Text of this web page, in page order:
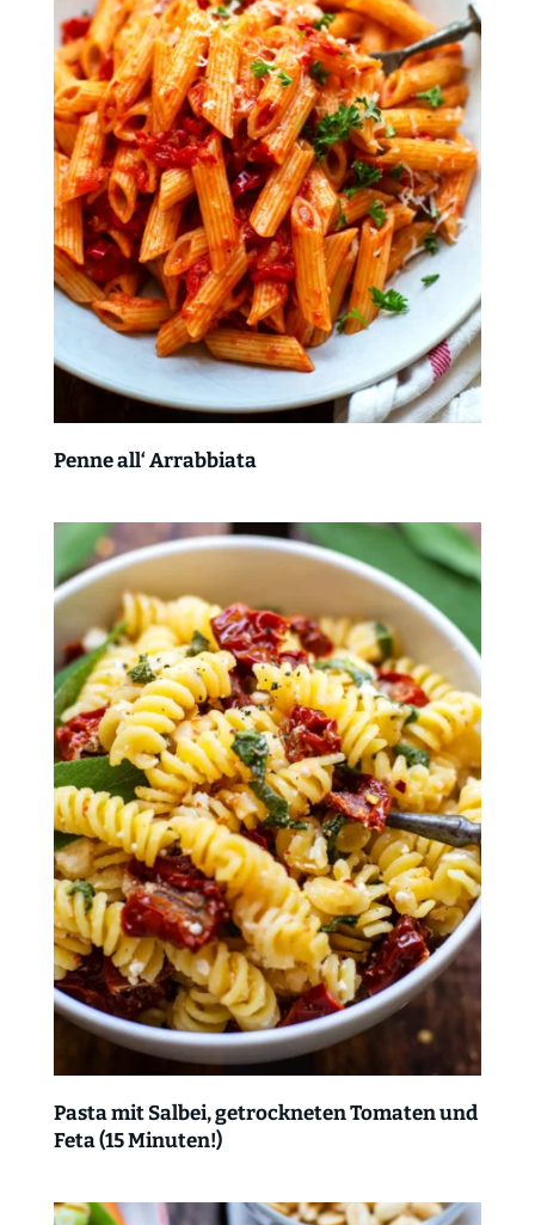
Penne all‘ Arrabbiata
Pasta mit Salbei, getrockneten Tomaten und
Feta (15 Minuten!)